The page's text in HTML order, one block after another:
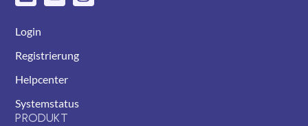
Login
Registrierung
Helpcenter
Systemstatus
PRODUKT